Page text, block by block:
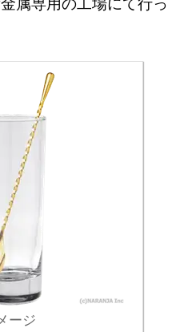
ージ